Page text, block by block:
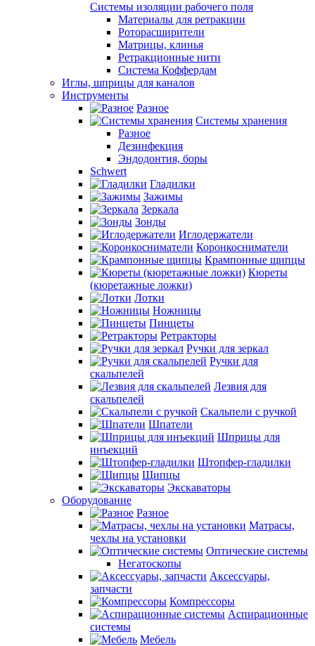
Системы изоляции рабочего поля
Материалы для ретракции
Роторасширители
Матрицы, клинья
Ретракционные нити
Система Коффердам
Иглы, шприцы для каналов
Инструменты
Разное
Системы хранения
Разное
Дезинфекция
Эндодонтия, боры
Schwert
Гладилки
Зажимы
Зеркала
Зонды
Иглодержатели
Коронкосниматели
Крампонные щипцы
Кюреты
(кюретажные ложки)
Лотки
Ножницы
Пинцеты
Ретракторы
Ручки для зеркал
Ручки для
скальпелей
Лезвия для
скальпелей
Скальпели с ручкой
Шпатели
Шприцы для
инъекций
Штопфер-гладилки
Щипцы
Экскаваторы
Оборудование
Разное
Матрасы,
чехлы на установки
Оптические системы
Негатоскопы
Аксессуары,
запчасти
Компрессоры
Аспирационные
системы
Мебель